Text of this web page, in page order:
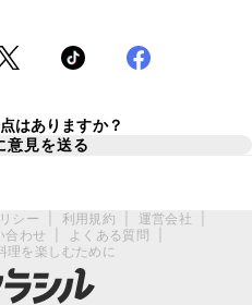
はありますか？
意見を送る
シー 利用規約 運営会社
合わせ
よくある質問
理を楽しむために